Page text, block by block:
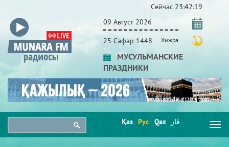
Сейчас 23:42:20
09 Август 2026
25 Сафар 1448 Хижра
МУСУЛЬМАНСКИЕ
ПРАЗДНИКИ
Қаз Рус Qaz قاز